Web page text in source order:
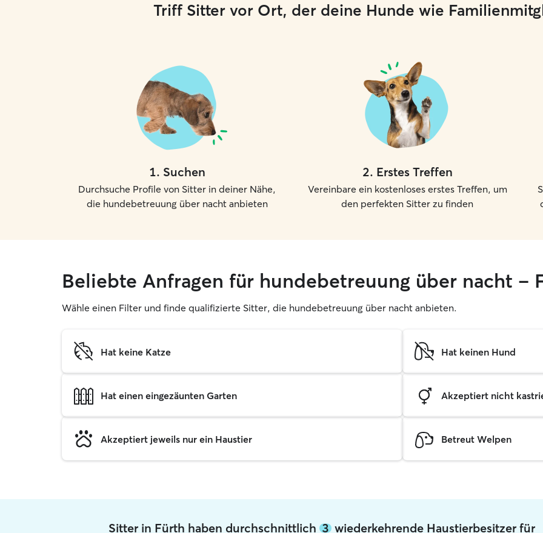
Triff Sitter vor Ort, der deine Hunde wie
1. Suchen
Durchsuche Profile von Sitter in deiner Nähe,
die hundebetreuung über nacht anbieten
2. Erstes Treffen
Vereinbare ein kostenloses erstes Treffen, um
den perfekten Sitter zu finden
Beliebte Anfragen für hundebetreuung über nacht –
Wähle einen Filter und finde qualifizierte Sitter, die hundebetreuung über nacht anbieten.
Hat keine Katze Hat keinen Hund
Hat einen eingezäunten Garten Akzeptiert nicht
Akzeptiert jeweils nur ein Haustier Betreut Welpen
Sitter in Fürth haben durchschnittlich 3wiederkehrende Haustierbesitzer für